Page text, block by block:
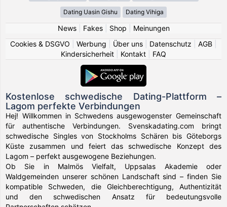
Dating Uasin Gishu Dating Vihiga
News| Fakes| Shop
Meinungen
Cookies & DSGVO
Werbung Über uns Datenschutz AGB
Kindersicherheit
Kontakt FAQ
Kostenlose schwedische Dating-Plattform –
Lagom perfekte Verbindungen
Hej! Willkommen in Schwedens ausgewogenster Gemeinschaft
für authentische Verbindungen. Svenskadating.com bringt
schwedische Singles von Stockholms Schären bis Göteborgs
Küste zusammen und feiert das schwedische Konzept des
Lagom – perfekt ausgewogene Beziehungen.
Ob Sie in Malmös Vielfalt, Uppsalas Akademie oder
Waldgemeinden unserer schönen Landschaft sind – finden Sie
kompatible Schweden, die Gleichberechtigung, Authentizität
und den schwedischen Ansatz für bedeutungsvolle